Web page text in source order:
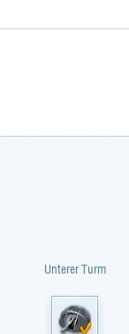
Unterer Turm